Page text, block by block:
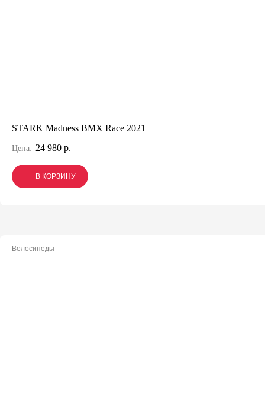
STARK Madness BMX Race 2021
Цена: 24 980 р.
В КОРЗИНУ
В КОРЗИНУ
В КОРЗИНУ
Велосипеды